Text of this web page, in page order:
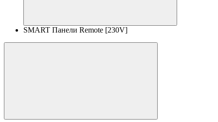
SMART Панели Remote [230V]